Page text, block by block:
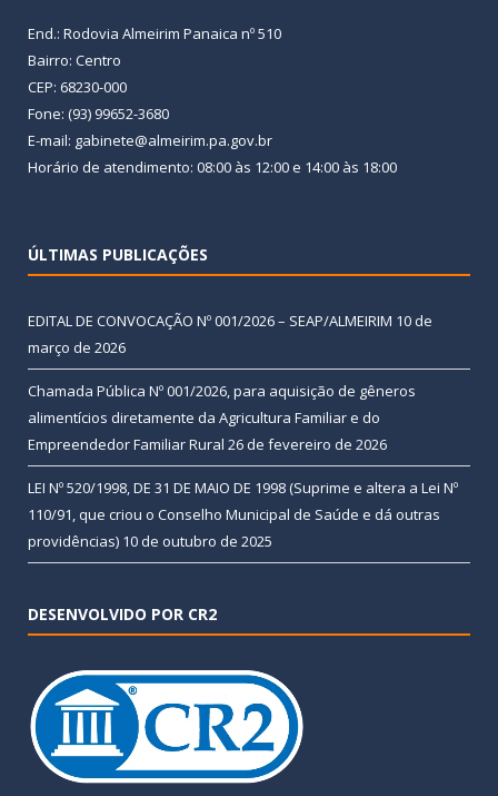
End.: Rodovia Almeirim Panaica nº 510
Bairro: Centro
CEP: 68230-000
Fone: (93) 99652-3680
E-mail: gabinete@almeirim.pa.gov.br
Horário de atendimento: 08:00 às 12:00 e 14:00 às 18:00
ÚLTIMAS PUBLICAÇÕES
EDITAL DE CONVOCAÇÃO Nº 001/2026 – SEAP/ALMEIRIM 10 de
março de 2026
Chamada Pública Nº 001/2026, para aquisição de gêneros
alimentícios diretamente da Agricultura Familiar e do
Empreendedor Familiar Rural 26 de fevereiro de 2026
LEI Nº 520/1998, DE 31 DE MAIO DE 1998 (Suprime e altera a Lei Nº
110/91, que criou o Conselho Municipal de Saúde e dá outras
providências) 10 de outubro de 2025
DESENVOLVIDO POR CR2